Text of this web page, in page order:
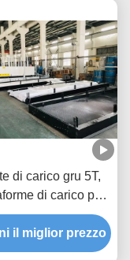
di carico gru 5T,
di carico per
da 5,3 m
MLP3200-H
il miglior prezzo